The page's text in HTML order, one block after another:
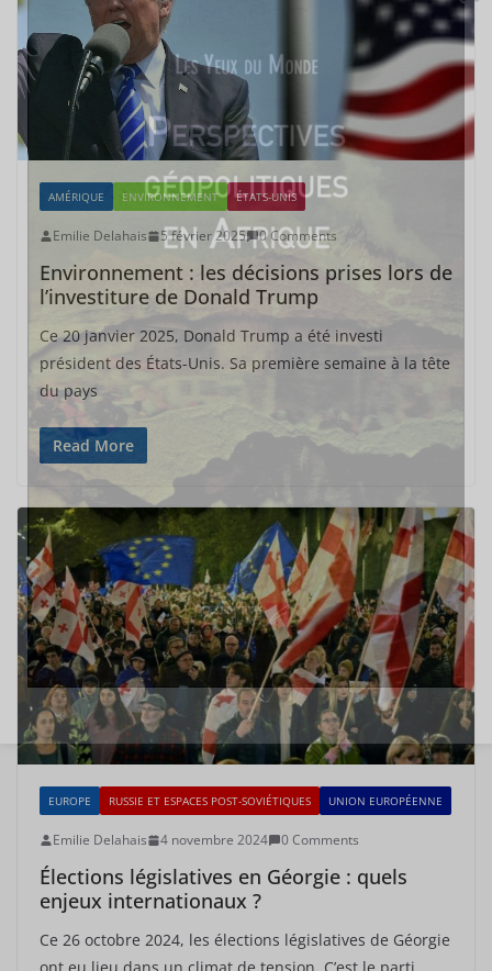
AMÉRIQUE ENVIRONNEMENT ÉTATS-UNIS
Emilie Delahais 5 février 2025 0 Comments
Environnement : les décisions prises lors de
l’investiture de Donald Trump
Ce 20 janvier 2025, Donald Trump a été investi
président des États-Unis. Sa première semaine à la tête
du pays
Read More
EUROPE RUSSIE ET ESPACES POST-SOVIÉTIQUES UNION EUROPÉENNE
Emilie Delahais 4 novembre 2024 0 Comments
Élections législatives en Géorgie : quels
enjeux internationaux ?
Ce 26 octobre 2024, les élections législatives de Géorgie